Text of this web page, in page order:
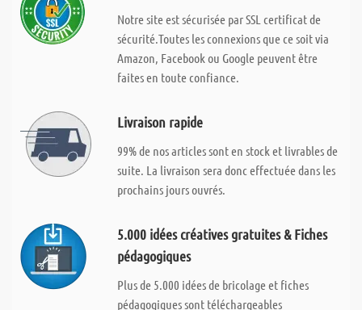
Notre site est sécurisée par SSL certificat de
sécurité.Toutes les connexions que ce soit via
Amazon, Facebook ou Google peuvent être
faites en toute confiance.
Livraison rapide
99% de nos articles sont en stock et livrables de
suite. La livraison sera donc effectuée dans les
prochains jours ouvrés.
5.000 idées créatives gratuites & Fiches
pédagogiques
Plus de 5.000 idées de bricolage et fiches
pédagogiques sont téléchargeables